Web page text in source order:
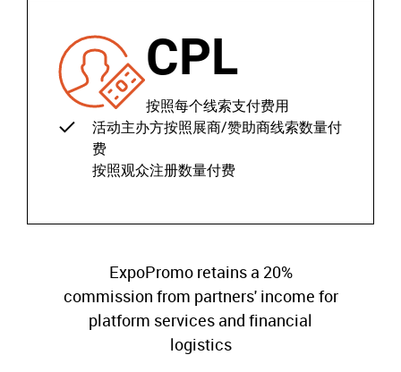
CPL
按照每个线索支付费用
活动主办方按照展商/赞助商线索数量付
费
按照观众注册数量付费
ExpoPromo retains a 20%
commission from partners' income for
platform services and financial
logistics